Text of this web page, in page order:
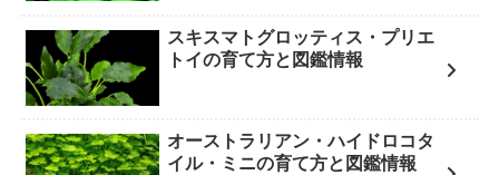
スキスマトグロッティス・プリエ
トイの育て方と図鑑情報
オーストラリアン・ハイドロコタ
イル・ミニの育て方と図鑑情報